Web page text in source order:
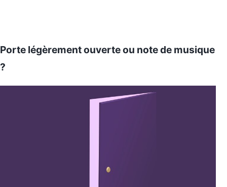
Porte légèrement ouverte ou note de musique
?